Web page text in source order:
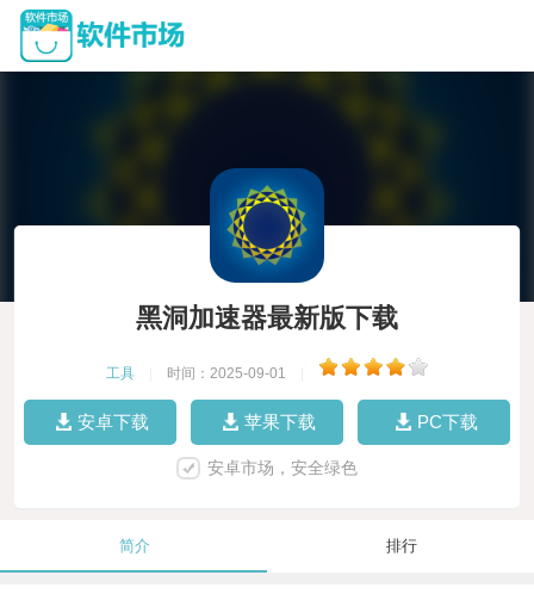
黑洞加速器最新版下载
工具 时间：2025-09-01
安卓下载 苹果下载 PC下载
安卓市场，安全绿色
简介 排行